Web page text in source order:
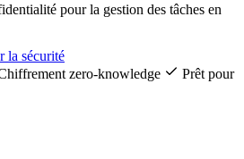
pour la gestion des tâches en
la sécurité
zero-knowledge
Prêt pour